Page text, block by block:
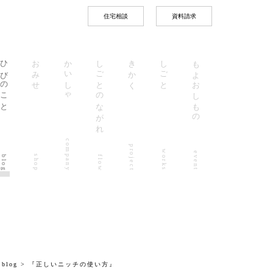
住宅相談 資料請求
もよおしもの
event
しごと
works
きかく
project
しごとのながれ
flow
かいしゃ
company
おみせ
shop
ひびのこと
blog
blog > 『正しいニッチの使い方』